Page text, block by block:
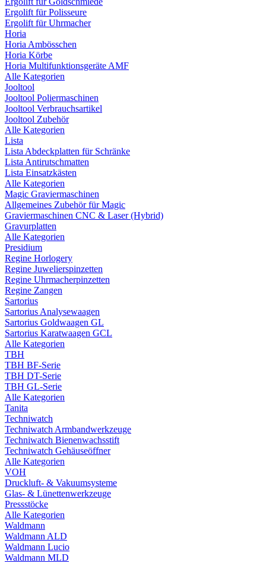
Ergolift für Polisseure
Ergolift für Uhrmacher
Horia
Horia Ambösschen
Horia Körbe
Horia Multifunktionsgeräte AMF
Alle Kategorien
Jooltool
Jooltool Poliermaschinen
Jooltool Verbrauchsartikel
Jooltool Zubehör
Alle Kategorien
Lista
Lista Abdeckplatten für Schränke
Lista Antirutschmatten
Lista Einsatzkästen
Alle Kategorien
Magic Graviermaschinen
Allgemeines Zubehör für Magic
Graviermaschinen CNC & Laser (Hybrid)
Gravurplatten
Alle Kategorien
Presidium
Regine Horlogery
Regine Juwelierspinzetten
Regine Uhrmacherpinzetten
Regine Zangen
Sartorius
Sartorius Analysewaagen
Sartorius Goldwaagen GL
Sartorius Karatwaagen GCL
Alle Kategorien
TBH
TBH BF-Serie
TBH DT-Serie
TBH GL-Serie
Alle Kategorien
Tanita
Techniwatch
Techniwatch Armbandwerkzeuge
Techniwatch Bienenwachsstift
Techniwatch Gehäuseöffner
Alle Kategorien
VOH
Druckluft- & Vakuumsysteme
Glas- & Lünettenwerkzeuge
Pressstöcke
Alle Kategorien
Waldmann
Waldmann ALD
Waldmann Lucio
Waldmann MLD